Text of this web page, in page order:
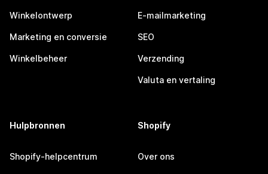
Winkelontwerp
Marketing en conversie
Winkelbeheer
E-mailmarketing
SEO
Verzending
Valuta en vertaling
Hulpbronnen
Shopify-helpcentrum
Shopify
Over ons